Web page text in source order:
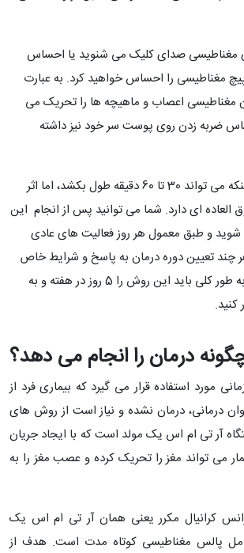
مغناطیسی صدای کلیک می شنوید یا احساس
مغناطیسی را احساس خواهید کرد. به عبارت
مغناطیسی اعصاب و ماهیچه ها را تحریک می
ضربه زدن روی پوست سر خود نیز داشته
این شیوه درمانی با اینکه می تواند 30 تا 60 دقیقه طول بکشد، اما اثر
العاده ای دارد. شما می توانید پس از انجام این
و طبق معمول هر روز فعالیت های عادی
چند تعیین دوره درمان به پاسخ و شرایط خاص
شما بستگی دارد ولی به طور کلی باید این روش را 5 روز در هفته و به
درمان را انجام می دهد؟
مورد استفاده قرار می گیرد که بیماری فرد از
درمانی، درمان نشده و نیاز است از روش های
آر تی ام اس یک مولد است که با ایجاد جریان
می تواند مغز را تحریک کرده و عصب مغز را به
کرانیال مکرر یعنی همان آر تی ام اس یک
پالس مغناطیسی کوتاه مدت است. هدف از